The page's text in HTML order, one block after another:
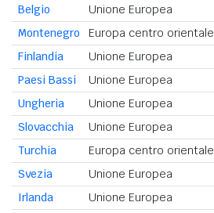
Belgio Unione Europea
Montenegro
Europa centro orientale
Finlandia
Unione Europea
Paesi Bassi
Unione Europea
Ungheria
Unione Europea
Slovacchia
Unione Europea
Turchia
Europa centro orientale
Svezia
Unione Europea
Irlanda
Unione Europea